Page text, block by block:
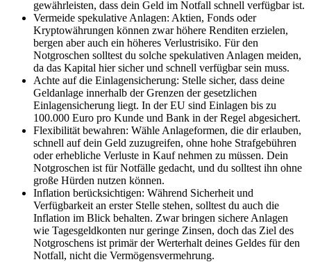
gewährleisten, dass dein Geld im Notfall schnell verfügbar ist.
Vermeide spekulative Anlagen: Aktien, Fonds oder
Kryptowährungen können zwar höhere Renditen erzielen,
bergen aber auch ein höheres Verlustrisiko. Für den
Notgroschen solltest du solche spekulativen Anlagen meiden,
da das Kapital hier sicher und schnell verfügbar sein muss.
Achte auf die Einlagensicherung: Stelle sicher, dass deine
Geldanlage innerhalb der Grenzen der gesetzlichen
Einlagensicherung liegt. In der EU sind Einlagen bis zu
100.000 Euro pro Kunde und Bank in der Regel abgesichert.
Flexibilität bewahren: Wähle Anlageformen, die dir erlauben,
schnell auf dein Geld zuzugreifen, ohne hohe Strafgebühren
oder erhebliche Verluste in Kauf nehmen zu müssen. Dein
Notgroschen ist für Notfälle gedacht, und du solltest ihn ohne
große Hürden nutzen können.
Inflation berücksichtigen: Während Sicherheit und
Verfügbarkeit an erster Stelle stehen, solltest du auch die
Inflation im Blick behalten. Zwar bringen sichere Anlagen
wie Tagesgeldkonten nur geringe Zinsen, doch das Ziel des
Notgroschens ist primär der Werterhalt deines Geldes für den
Notfall, nicht die Vermögensvermehrung.